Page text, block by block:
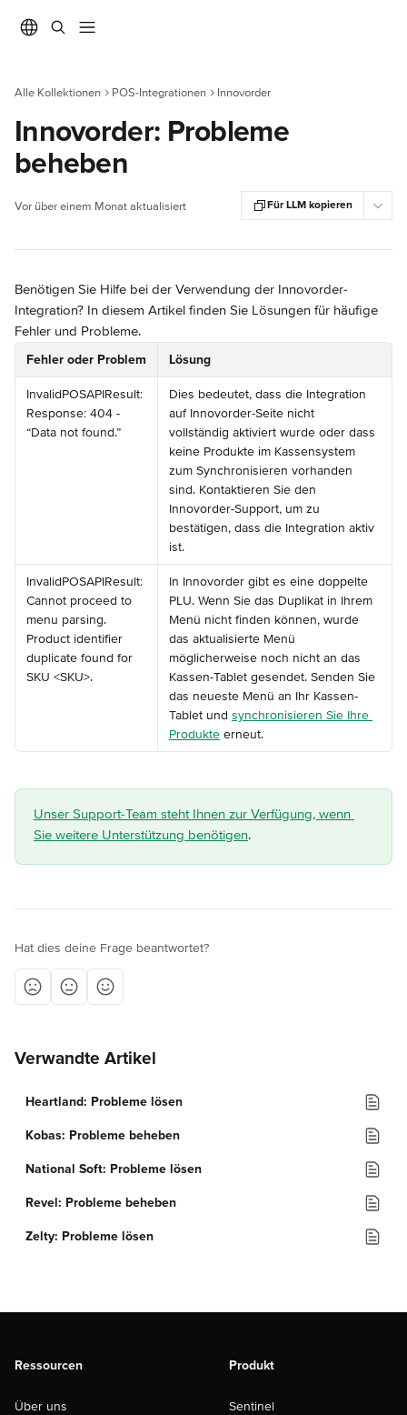
Alle Kollektionen POS-Integrationen Innovorder
Innovorder: Probleme
beheben
Vor über einem Monat aktualisiert Für LLM kopieren
Benötigen Sie Hilfe bei der Verwendung der Innovorder-
Integration? In diesem Artikel finden Sie Lösungen für häufige
Fehler und Probleme.
Fehler oder Problem Lösung
InvalidPOSAPIResult:
Response: 404 -
“Data not found.”
Dies bedeutet, dass die Integration
auf Innovorder-Seite nicht
vollständig aktiviert wurde oder dass
keine Produkte im Kassensystem
zum Synchronisieren vorhanden
sind. Kontaktieren Sie den
Innovorder-Support, um zu
bestätigen, dass die Integration aktiv
ist.
InvalidPOSAPIResult:
Cannot proceed to
menu parsing.
Product identifier
duplicate found for
SKU <SKU>.
In Innovorder gibt es eine doppelte
PLU. Wenn Sie das Duplikat in Ihrem
Menü nicht finden können, wurde
das aktualisierte Menü
möglicherweise noch nicht an das
Kassen-Tablet gesendet. Senden Sie
das neueste Menü an Ihr Kassen-
Tablet und synchronisieren Sie Ihre
Produkte erneut.
Unser Support-Team steht Ihnen zur Verfügung, wenn
Sie weitere Unterstützung benötigen.
Hat dies deine Frage beantwortet?
Verwandte Artikel
Heartland: Probleme lösen
Kobas: Probleme beheben
National Soft: Probleme lösen
Revel: Probleme beheben
Zelty: Probleme lösen
Ressourcen
Über uns
Produkt
Sentinel